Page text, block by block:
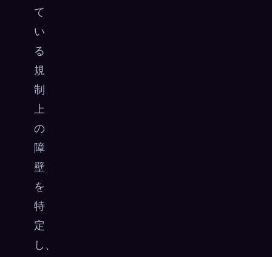
て
い
る
規
制
上
の
障
壁
を
特
定
し、